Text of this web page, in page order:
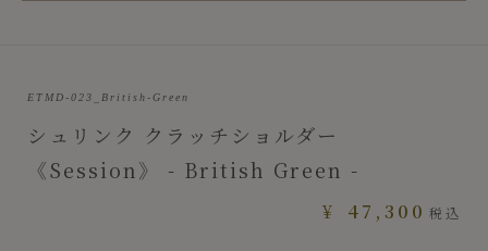
ETMD-023_British-Green
シュリンク クラッチショルダー
《Session》 - British Green -
¥ 47,300 税込